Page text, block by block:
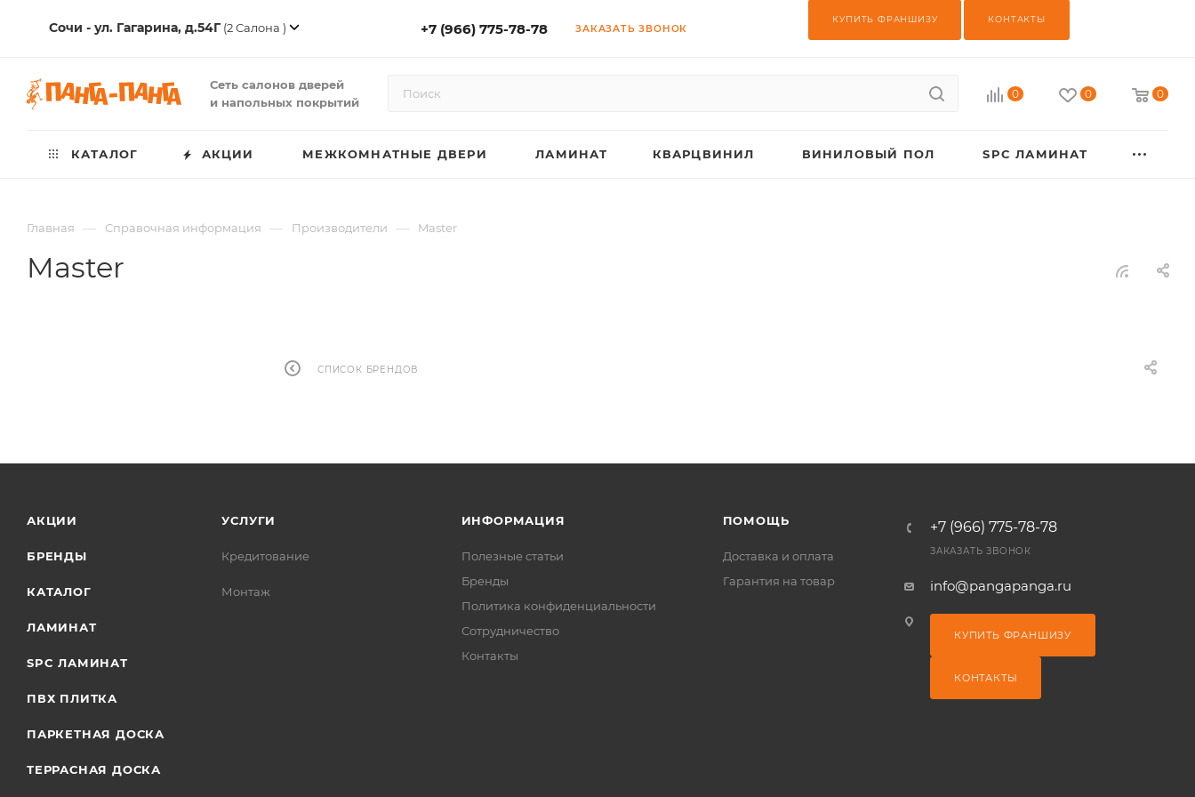
Сочи - ул. Гагарина, д.54Г(2 Салона ) +7 (966) 775-78-78 ЗАКАЗАТЬ ЗВОНОК
КУПИТЬ ФРАНШИЗУ КОНТАКТЫ
Сеть салонов дверей
и напольных покрытий
0 0 0
КАТАЛОГ АКЦИИ МЕЖКОМНАТНЫЕ ДВЕРИ ЛАМИНАТ КВАРЦВИНИЛ ВИНИЛОВЫЙ ПОЛ SPC ЛАМИНАТ
Главная — Справочная информация — Производители — Master
Master
СПИСОК БРЕНДОВ
АКЦИИ
БРЕНДЫ
КАТАЛОГ
ЛАМИНАТ
SPC ЛАМИНАТ
ПВХ ПЛИТКА
ПАРКЕТНАЯ ДОСКА
ТЕРРАСНАЯ ДОСКА
УСЛУГИ
Кредитование
Монтаж
ИНФОРМАЦИЯ
Полезные статьи
Бренды
Политика конфиденциальности
Сотрудничество
Контакты
ПОМОЩЬ
Доставка и оплата
Гарантия на товар
+7 (966) 775-78-78
ЗАКАЗАТЬ ЗВОНОК
info@pangapanga.ru
КУПИТЬ ФРАНШИЗУ
КОНТАКТЫ